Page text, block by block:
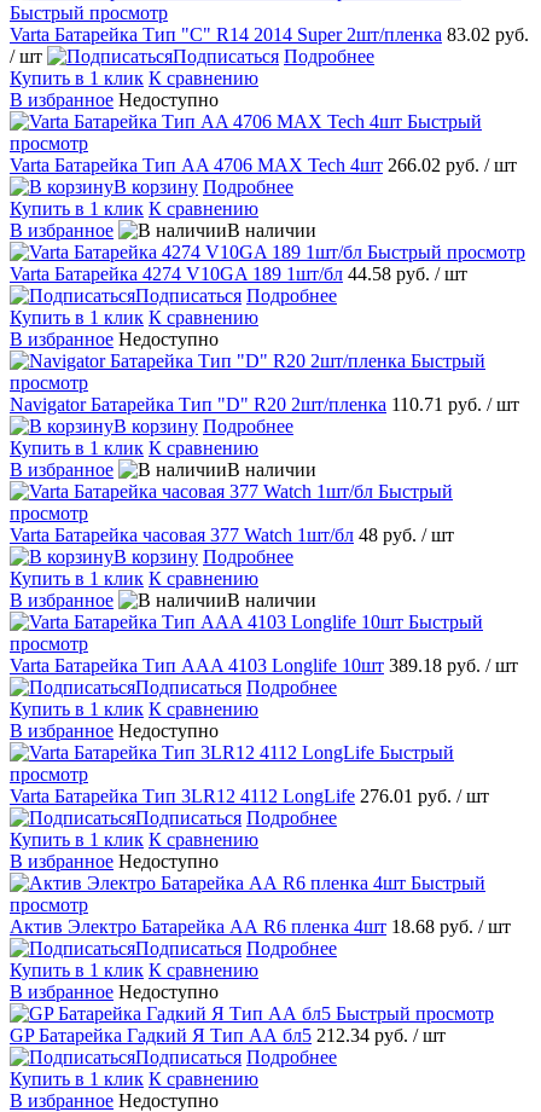
Быстрый просмотр
Varta Батарейка Тип "C" R14 2014 Super 2шт/пленка 83.02 руб.
/ шт
Подписаться Подробнее
Купить в 1 клик К сравнению
В избранное Недоступно
Быстрый
просмотр
Varta Батарейка Тип AA 4706 MAX Tech 4шт 266.02 руб. / шт
В корзину Подробнее
Купить в 1 клик К сравнению
В избранное
В наличии
Быстрый просмотр
Varta Батарейка 4274 V10GA 189 1шт/бл 44.58 руб. / шт
Подписаться Подробнее
Купить в 1 клик К сравнению
В избранное Недоступно
Быстрый
просмотр
Navigator Батарейка Тип "D" R20 2шт/пленка 110.71 руб. / шт
В корзину Подробнее
Купить в 1 клик К сравнению
В избранное
В наличии
Быстрый
просмотр
Varta Батарейка часовая 377 Watch 1шт/бл 48 руб. / шт
В корзину Подробнее
Купить в 1 клик К сравнению
В избранное
В наличии
Быстрый
просмотр
Varta Батарейка Тип AAA 4103 Longlife 10шт 389.18 руб. / шт
Подписаться Подробнее
Купить в 1 клик К сравнению
В избранное Недоступно
Быстрый
просмотр
Varta Батарейка Тип 3LR12 4112 LongLife 276.01 руб. / шт
Подписаться Подробнее
Купить в 1 клик К сравнению
В избранное Недоступно
Быстрый
просмотр
Актив Электро Батарейка АА R6 пленка 4шт 18.68 руб. / шт
Подписаться Подробнее
Купить в 1 клик К сравнению
В избранное Недоступно
Быстрый просмотр
GP Батарейка Гадкий Я Тип АА бл5 212.34 руб. / шт
Подписаться Подробнее
Купить в 1 клик К сравнению
В избранное Недоступно